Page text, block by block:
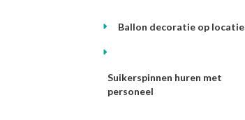
Ballon decoratie op locatie
Suikerspinnen huren met
personeel